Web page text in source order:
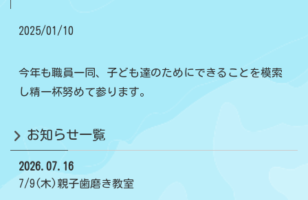
2025/01/10
今年も職員一同、子ども達のためにできることを模索
し精一杯努めて参ります。
お知らせ一覧
2026.07.16
7/9(木)親子歯磨き教室